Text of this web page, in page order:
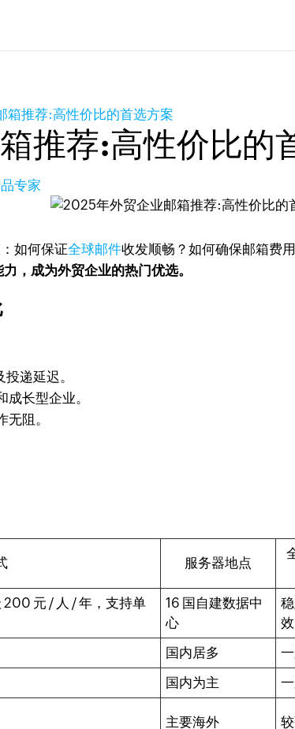
箱推荐:高性价比的首选方案
推荐:高性价比的
专家
如何保证全球邮件收发顺畅？如何确保邮箱费
，成为外贸企业的热门优选。
递延迟。
长型企业。
阻。
服务器地点
元 / 人 / 年，支持单
16 国自建数据中
心
效
国内居多
国内为主
主要海外